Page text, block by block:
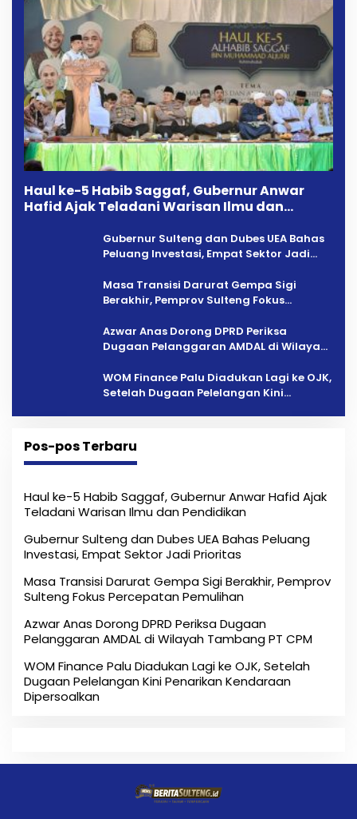
Haul ke-5 Habib Saggaf, Gubernur Anwar
Hafid Ajak Teladani Warisan Ilmu dan
Gubernur Sulteng dan Dubes UEA Bahas
Peluang Investasi, Empat Sektor Jadi
Masa Transisi Darurat Gempa Sigi
Berakhir, Pemprov Sulteng Fokus
Azwar Anas Dorong DPRD Periksa
Dugaan Pelanggaran AMDAL di Wilayah
‎WOM Finance Palu Diadukan Lagi ke OJK,
Setelah Dugaan Pelelangan Kini
Pos-pos Terbaru
Haul ke-5 Habib Saggaf, Gubernur Anwar Hafid Ajak
Teladani Warisan Ilmu dan Pendidikan
Gubernur Sulteng dan Dubes UEA Bahas Peluang
Investasi, Empat Sektor Jadi Prioritas
Masa Transisi Darurat Gempa Sigi Berakhir, Pemprov
Sulteng Fokus Percepatan Pemulihan
Azwar Anas Dorong DPRD Periksa Dugaan
Pelanggaran AMDAL di Wilayah Tambang PT CPM
‎WOM Finance Palu Diadukan Lagi ke OJK, Setelah
Dugaan Pelelangan Kini Penarikan Kendaraan
Dipersoalkan ‎